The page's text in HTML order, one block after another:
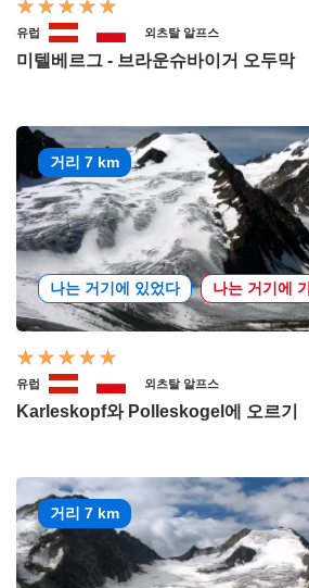
유럽 외츠탈 알프스
미텔베르그 - 브라운슈바이거 오두막
거리 7 km
나는 거기에 있었다 나는 거기에
유럽 외츠탈 알프스
Karleskopf와 Polleskogel에 오르기
거리 7 km